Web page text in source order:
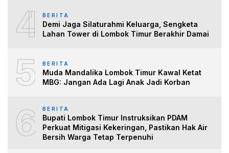
4 BERITA
Demi Jaga Silaturahmi Keluarga, Sengketa
Lahan Tower di Lombok Timur Berakhir Damai
5 BERITA
Muda Mandalika Lombok Timur Kawal Ketat
MBG: Jangan Ada Lagi Anak Jadi Korban
6 BERITA
Bupati Lombok Timur Instruksikan PDAM
Perkuat Mitigasi Kekeringan, Pastikan Hak Air
Bersih Warga Tetap Terpenuhi